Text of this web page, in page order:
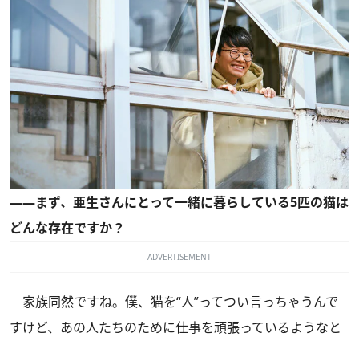
――まず、亜生さんにとって一緒に暮らしている5匹の猫は
どんな存在ですか？
ADVERTISEMENT
家族同然ですね。僕、猫を“人”ってつい言っちゃうんで
すけど、あの人たちのために仕事を頑張っているようなと